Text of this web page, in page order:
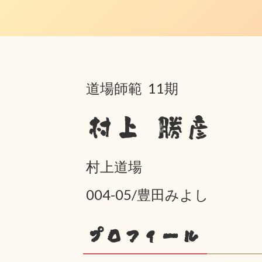
道場師範 11期
村上 勝彦
村上道場
004-05/豊田みよし
プロフィール